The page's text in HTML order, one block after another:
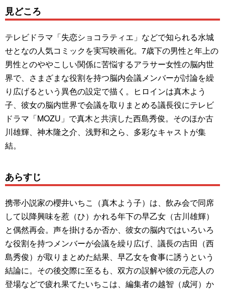
見どころ
テレビドラマ「失恋ショコラティエ」などで知られる水城
せとなの人気コミックを実写映画化。7歳下の男性と年上の
男性とのややこしい関係に苦悩するアラサー女性の脳内世
界で、さまざまな役割を持つ脳内会議メンバーが討論を繰
り広げるという異色の設定で描く。ヒロインは真木よう
子、彼女の脳内世界で会議を取りまとめる議長役にテレビ
ドラマ「MOZU」で真木と共演した西島秀俊。そのほか古
川雄輝、神木隆之介、浅野和之ら、多彩なキャストが集
結。
あらすじ
携帯小説家の櫻井いちこ（真木よう子）は、飲み会で同席
して以降興味を惹（ひ）かれる年下の早乙女（古川雄輝）
と偶然再会。声を掛けるか否か、彼女の脳内ではいろいろ
な役割を持つメンバーが会議を繰り広げ、議長の吉田（西
島秀俊）が取りまとめた結果、早乙女を食事に誘うという
結論に。その後交際に至るも、双方の誤解や彼の元恋人の
登場などで疲れ果てたいちこは、編集者の越智（成河）か